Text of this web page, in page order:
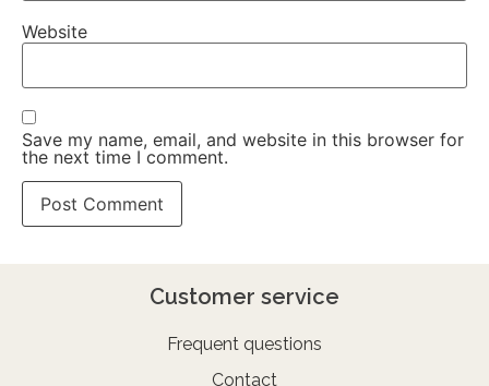
Website
Save my name, email, and website in this browser for
the next time I comment.
Customer service
Frequent questions
Contact